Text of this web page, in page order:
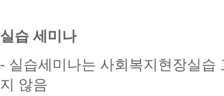
실습 세미나
- 실습세미나는 사회복지현장실
지 않음